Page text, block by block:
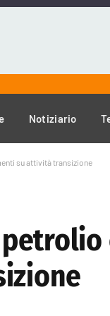
Notiziario
su attività transizione